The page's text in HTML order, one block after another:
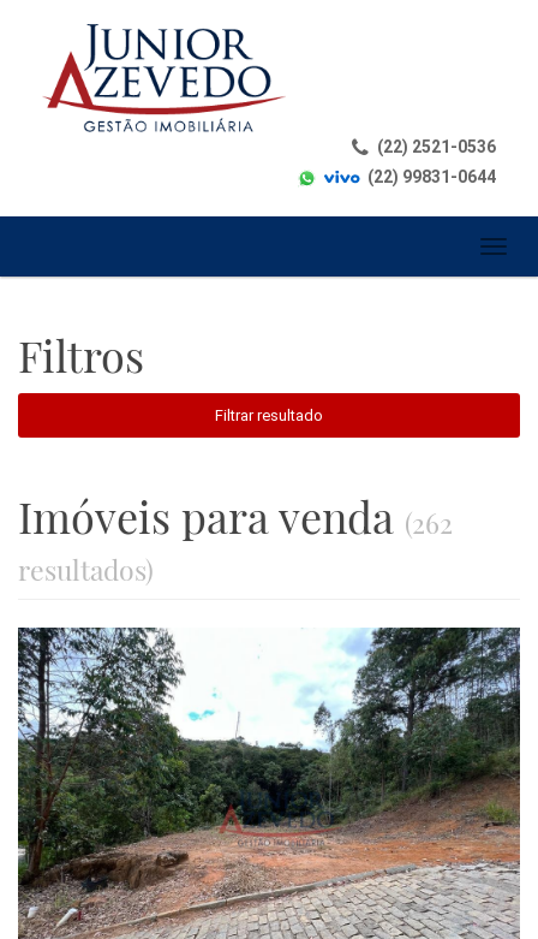
(22) 2521-0536
(22) 99831-0644
Filtros
Filtrar resultado
Imóveis para venda (262
resultados)